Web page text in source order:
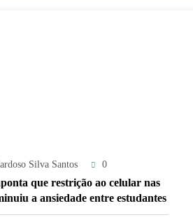
Silva Santos 0
que restrição ao celular nas
a ansiedade entre estudantes